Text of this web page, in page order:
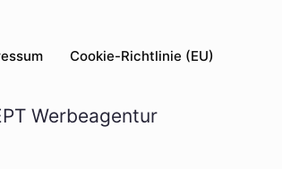
Coo­kie-Rich­t­­li­­nie (EU)
Werbeagentur